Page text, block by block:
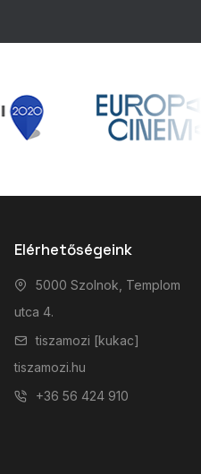
Elérhetőségeink
5000 Szolnok, Templom
utca 4.
tiszamozi [kukac]
tiszamozi.hu
+36 56 424 910